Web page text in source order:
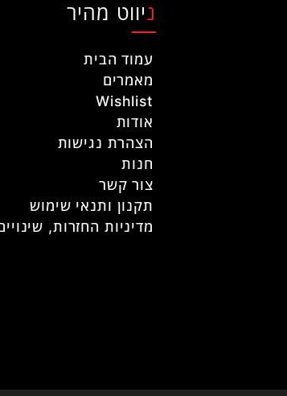
ניווט מהיר
עמוד הבית
מאמרים
Wishlist
אודות
הצהרת נגישות
חנות
צור קשר
תקנון ותנאי שימוש
מדיניות החזרות,